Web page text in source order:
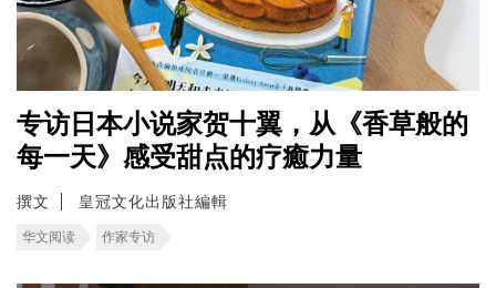
专访日本小说家贺十翼，从《香草般的
每一天》感受甜点的疗癒力量
撰文 皇冠文化出版社編輯
华文阅读 作家专访